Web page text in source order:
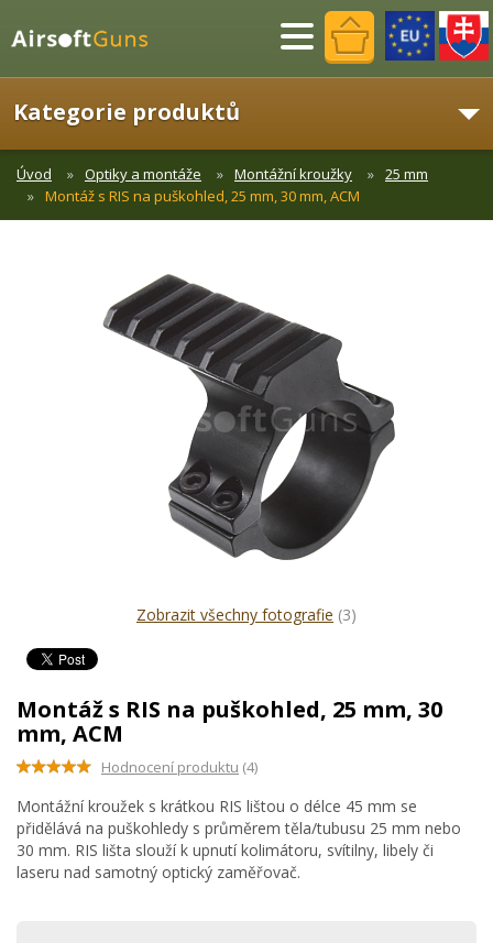
Menu
Kategorie produktů
Úvod Optiky a montáže Montážní kroužky
25 mm
Montáž s RIS na puškohled, 25 mm, 30 mm, ACM
Zobrazit všechny fotografie (3)
Montáž s RIS na puškohled, 25 mm, 30
mm, ACM
Hodnocení produktu (4)
Montážní kroužek s krátkou RIS lištou o délce 45 mm se
přidělává na puškohledy s průměrem těla/tubusu 25 mm nebo
30 mm. RIS lišta slouží k upnutí kolimátoru, svítilny, libely či
laseru nad samotný optický zaměřovač.